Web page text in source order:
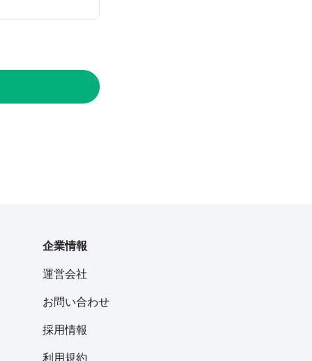
企業情報
運営会社
お問い合わせ
採用情報
利用規約